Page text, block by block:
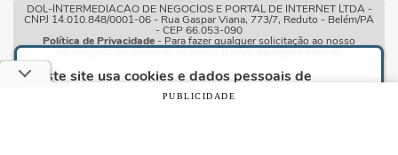
Este site usa cookies e dados pessoais de
acordo com os nossosTermos de Uso e Política
e, ao continuar navegando neste
DOL-INTERMEDIACAO DE NEGOCIOS E PORTAL DE INTERNET LTDA -
CNPJ 14.010.848/0001-06 - Rua Gaspar Viana, 773/7, Reduto - Belém/PA
- CEP 66.053-090
Política de Privacidade - Para fazer qualquer solicitação ao nosso
encarregado de proteção de dados(DPO):lgpd@dol.com.br.
PUBLICIDADE